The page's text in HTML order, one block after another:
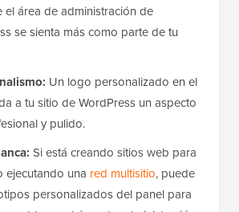
el área de administración de
se sienta más como parte de tu
Un logo personalizado en el
a tu sitio de WordPress un aspecto
y pulido.
Si está creando sitios web para
ejecutando una red multisitio, puede
personalizados del panel para